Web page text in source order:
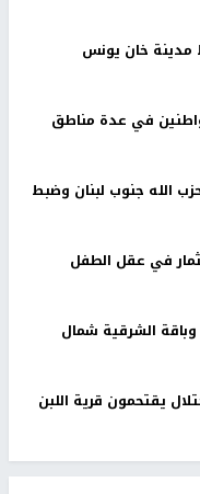
مدينة خان يونس
في عدة مناطق
الله جنوب لبنان وضبط
في عقل الطفل
وباقة الشرقية شمال
يقتحمون قرية اللبن